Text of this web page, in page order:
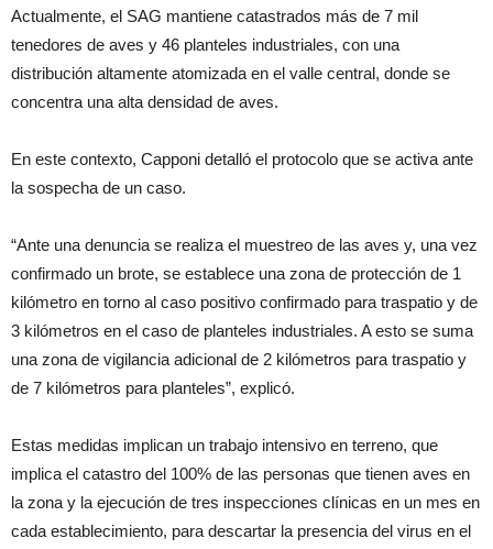
Actualmente, el SAG mantiene catastrados más de 7 mil
tenedores de aves y 46 planteles industriales, con una
distribución altamente atomizada en el valle central, donde se
concentra una alta densidad de aves.
En este contexto, Capponi detalló el protocolo que se activa ante
la sospecha de un caso.
“Ante una denuncia se realiza el muestreo de las aves y, una vez
confirmado un brote, se establece una zona de protección de 1
kilómetro en torno al caso positivo confirmado para traspatio y de
3 kilómetros en el caso de planteles industriales. A esto se suma
una zona de vigilancia adicional de 2 kilómetros para traspatio y
de 7 kilómetros para planteles”, explicó.
Estas medidas implican un trabajo intensivo en terreno, que
implica el catastro del 100% de las personas que tienen aves en
la zona y la ejecución de tres inspecciones clínicas en un mes en
cada establecimiento, para descartar la presencia del virus en el